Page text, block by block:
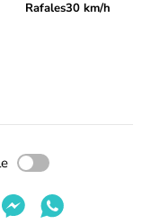
Rafales30 km/h